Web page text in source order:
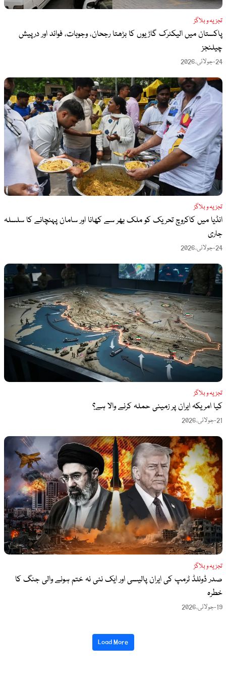
تجزیہ و بلاگز
پاکستان میں الیکٹرک گاڑیوں کا بڑھتا رجحان، وجوہات، فوائد اور درپیش
چیلنجز
24-جولائی،2026
تجزیہ و بلاگز
انڈیا میں کاکروچ تحریک کو ملک بھر سے کھانا اور سامان پہنچانے کا سلسلہ
جاری
24-جولائی،2026
تجزیہ و بلاگز
کیا امریکہ ایران پر زمینی حملہ کرنے والا ہے؟
21-جولائی،2026
تجزیہ و بلاگز
صدر ڈونلڈ ٹرمپ کی ایران پالیسی اور ایک نئی نہ ختم ہونے والی جنگ کا
خطرہ
19-جولائی،2026
Load More